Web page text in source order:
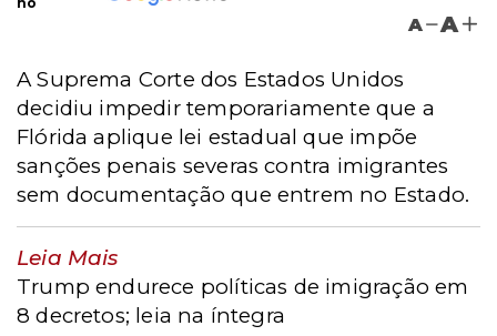
A A
A Suprema Corte dos Estados Unidos
decidiu impedir temporariamente que a
Flórida aplique lei estadual que impõe
sanções penais severas contra imigrantes
sem documentação que entrem no Estado.
Leia Mais
Trump endurece políticas de imigração em
8 decretos; leia na íntegra